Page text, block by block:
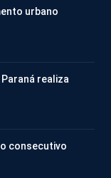
urbano
realiza
consecutivo